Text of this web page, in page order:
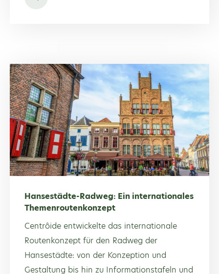
Hansestädte-Radweg: Ein internationales
Themenroutenkonzept
Centrôide entwickelte das internationale
Routenkonzept für den Radweg der
Hansestädte: von der Konzeption und
Gestaltung bis hin zu Informationstafeln und